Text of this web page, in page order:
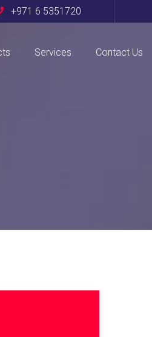
+971 6 5351720
Services Contact Us